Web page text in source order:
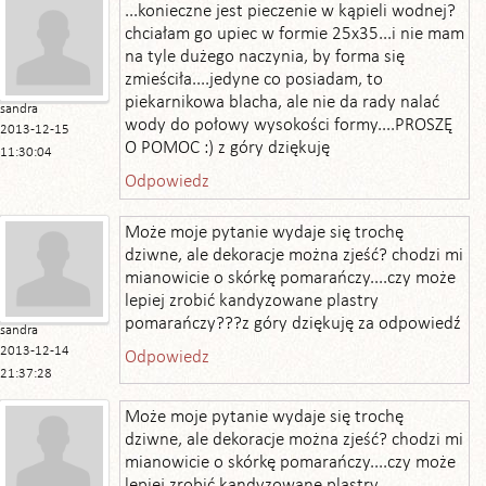
sandra
2013-12-15
11:30:04
...konieczne jest pieczenie w kąpieli wodnej?
chciałam go upiec w formie 25x35...i nie mam
na tyle dużego naczynia, by forma się
zmieściła....jedyne co posiadam, to
piekarnikowa blacha, ale nie da rady nalać
wody do połowy wysokości formy....PROSZĘ
O POMOC :) z góry dziękuję
Odpowiedz
sandra
2013-12-14
21:37:28
Może moje pytanie wydaje się trochę
dziwne, ale dekoracje można zjeść? chodzi mi
mianowicie o skórkę pomarańczy....czy może
lepiej zrobić kandyzowane plastry
pomarańczy???z góry dziękuję za odpowiedź
Odpowiedz
Może moje pytanie wydaje się trochę
dziwne, ale dekoracje można zjeść? chodzi mi
mianowicie o skórkę pomarańczy....czy może